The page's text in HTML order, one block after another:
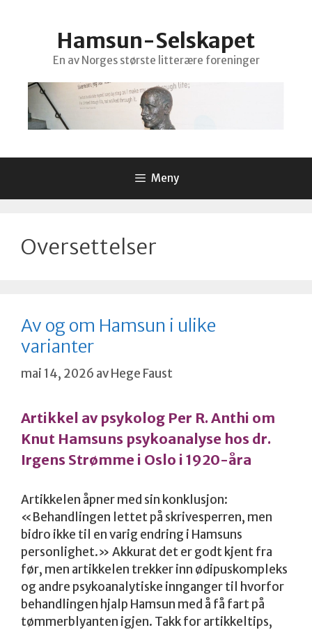
Hamsun-Selskapet
En av Norges største litterære foreninger
Meny
Oversettelser
Av og om Hamsun i ulike
varianter
mai 14, 2026 avHege Faust
Artikkel av psykolog Per R. Anthi om
Knut Hamsuns psykoanalyse hos dr.
Irgens Strømme i Oslo i 1920-åra
Artikkelen åpner med sin konklusjon:
«Behandlingen lettet på skrivesperren, men
bidro ikke til en varig endring i Hamsuns
personlighet.» Akkurat det er godt kjent fra
før, men artikkelen trekker inn ødipuskompleks
og andre psykoanalytiske innganger til hvorfor
behandlingen hjalp Hamsun med å få fart på
tømmerblyanten igjen. Takk for artikkeltips,